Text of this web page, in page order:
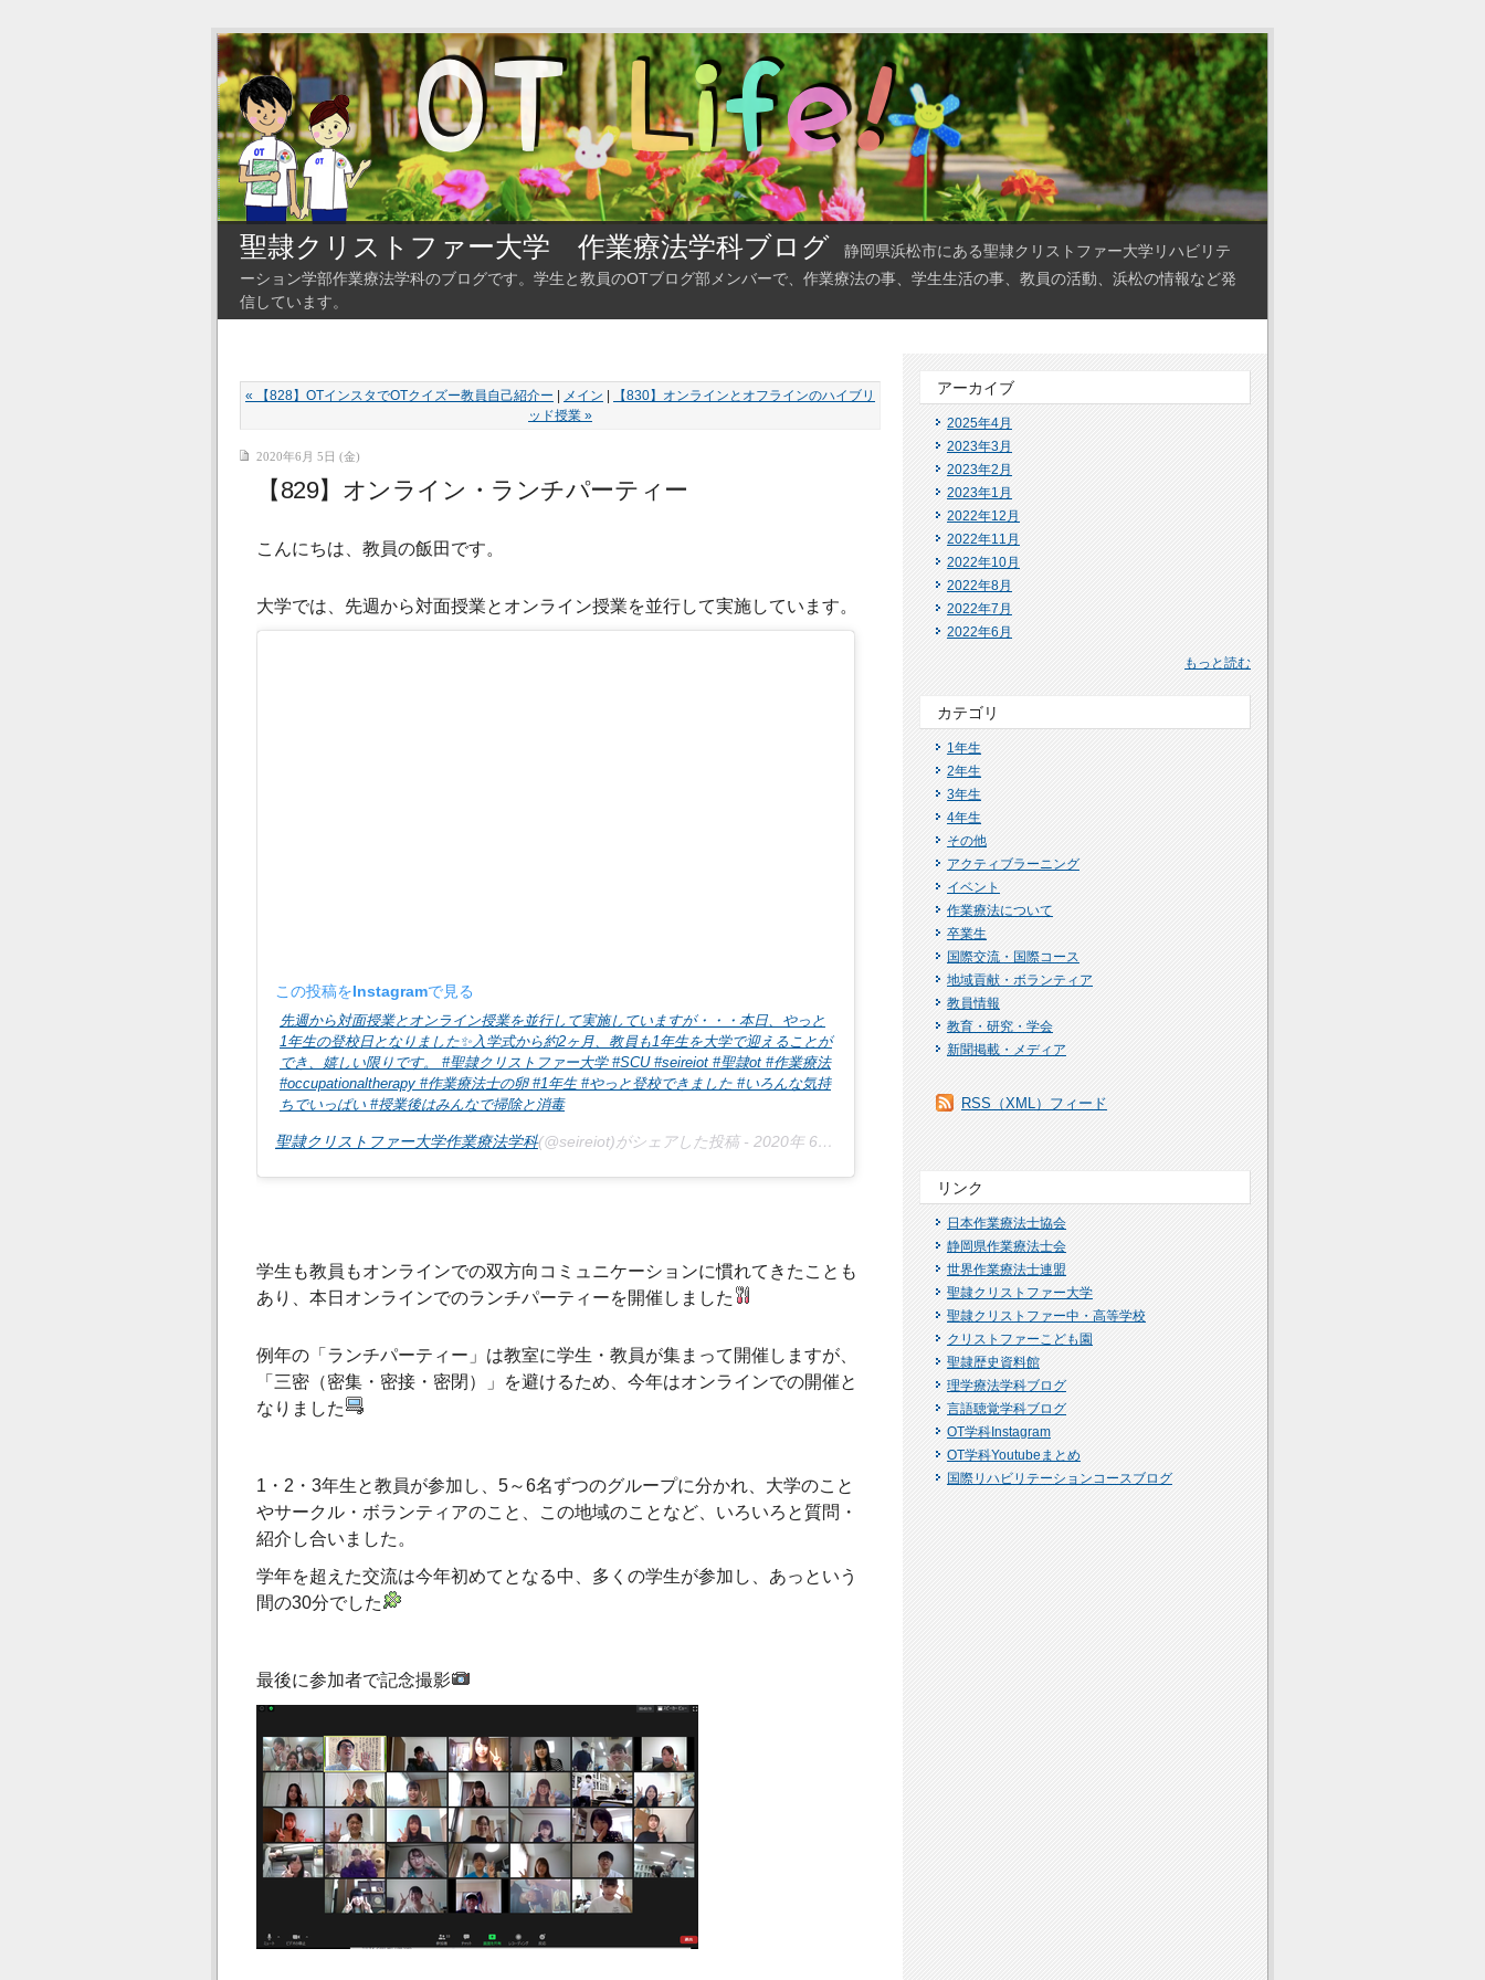
聖隷クリストファー大学 作業療法学科ブログ
静岡県浜松市にある聖隷クリストファー大学リハビリテ
ーション学部作業療法学科のブログです。学生と教員のOTブログ部メンバーで、作業療法の事、学生生活の事、教員の活動、浜松の情報など発
信しています。
« 【828】OTインスタでOTクイズー教員自己紹介ー メイン
【830】オンラインとオフラインのハイブリ
ッド授業 »
2020年6月 5日 (金)
【829】オンライン・ランチパーティー
こんにちは、教員の飯田です。
大学では、先週から対面授業とオンライン授業を並行して実施しています。
この投稿をInstagramで見る
先週から対面授業とオンライン授業を並行して実施していますが・・・本日、やっと
1年生の登校日となりました✨入学式から約2ヶ月、教員も1年生を大学で迎えることが
でき、嬉しい限りです。 #聖隷クリストファー大学 #SCU #seireiot #聖隷ot #作業療法
#occupationaltherapy #作業療法士の卵 #1年生 #やっと登校できました #いろんな気持
ちでいっぱい #授業後はみんなで掃除と消毒
聖隷クリストファー大学作業療法学科(@seireiot)がシェアした投稿 - 2020年 6月月2日午前3時58分PDT
学生も教員もオンラインでの双方向コミュニケーションに慣れてきたことも
あり、本日 オンラインでのランチパーティーを開催しました
例年の「ランチパーティー」は教室に学生・教員が集まって開催しますが、
「三密（密集・密接・密閉）」を避けるため、今年はオンラインでの開催と
なりました
1・2・3年生と教員が参加し、5～6名ずつのグループに分かれ、大学のこと
やサークル・ボランティアのこと、この地域のことなど、いろいろと質問・
紹介し合いました。
学年を超えた交流は今年初めてとなる中、多くの学生が参加し、あっという
間の30分でした
最後に参加者で記念撮影
アーカイブ
2025年4月
2023年3月
2023年2月
2023年1月
2022年12月
2022年11月
2022年10月
2022年8月
2022年7月
2022年6月
もっと読む
カテゴリ
1年生
2年生
3年生
4年生
その他
アクティブラーニング
イベント
作業療法について
卒業生
国際交流・国際コース
地域貢献・ボランティア
教員情報
教育・研究・学会
新聞掲載・メディア
RSS（XML）フィード
リンク
日本作業療法士協会
静岡県作業療法士会
世界作業療法士連盟
聖隷クリストファー大学
聖隷クリストファー中・高等学校
クリストファーこども園
聖隷歴史資料館
理学療法学科ブログ
言語聴覚学科ブログ
OT学科Instagram
OT学科Youtubeまとめ
国際リハビリテーションコースブログ